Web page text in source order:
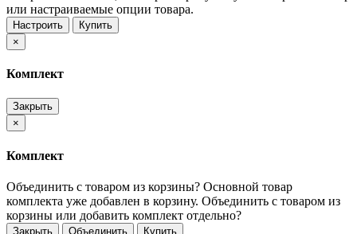
или настраиваемые опции товара.
Настроить
Купить
×
Комплект
Закрыть
×
Комплект
Объединить с товаром из корзины? Основной товар
комплекта уже добавлен в корзину. Объединить с товаром из
корзины или добавить комплект отдельно?
Закрыть Объединить
Купить